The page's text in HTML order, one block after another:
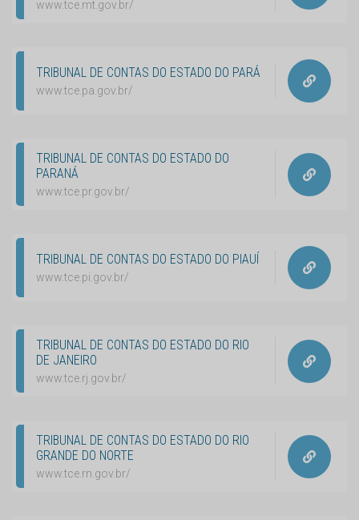
www.tce.mt.gov.br/
TRIBUNAL DE CONTAS DO ESTADO DO PARÁ
www.tce.pa.gov.br/
TRIBUNAL DE CONTAS DO ESTADO DO
PARANÁ
www.tce.pr.gov.br/
TRIBUNAL DE CONTAS DO ESTADO DO PIAUÍ
www.tce.pi.gov.br/
TRIBUNAL DE CONTAS DO ESTADO DO RIO
DE JANEIRO
www.tce.rj.gov.br/
TRIBUNAL DE CONTAS DO ESTADO DO RIO
GRANDE DO NORTE
www.tce.rn.gov.br/